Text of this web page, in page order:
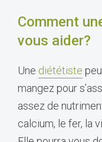
Comment
vous aider?
Une diététiste
mangez pour
assez de
calcium, le fer, la